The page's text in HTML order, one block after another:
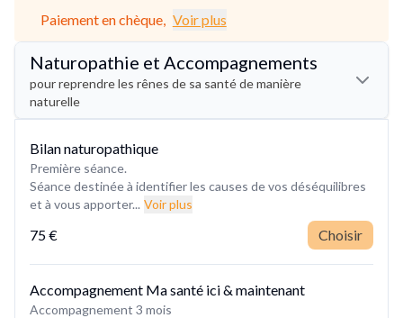
Paiement en chèque, Voir plus
Naturopathie et Accompagnements
pour reprendre les rênes de sa santé de manière
naturelle
Bilan naturopathique
Première séance.
Séance destinée à identifier les causes de vos déséquilibres
et à vous apporter... Voir plus
75 € Choisir
Accompagnement Ma santé ici & maintenant
Accompagnement 3 mois